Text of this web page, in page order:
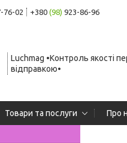
76-02 +380 (98) 923-86-96
Luchmag •Контроль якості
відправкою•
Товари та послуги Про